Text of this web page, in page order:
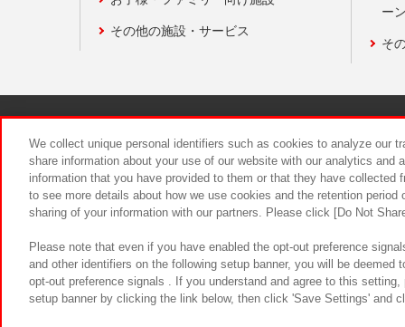
その他の施設・サービス
ー
そ
食品のご
We collect unique personal identifiers such as cookies to analyze our
share information about your use of our website with our analytics and
information that you have provided to them or that they have
to see more details about how we use cookies and the retention
sharing of your information with our partners. Please click [Do Not
Please note that even if you have enabled the opt-out preference
and other identifiers on the following setup banner, you will be
opt-out preference signals . If you understand and agree to this
setup banner by clicking the link below, then click 'Save Settings' and